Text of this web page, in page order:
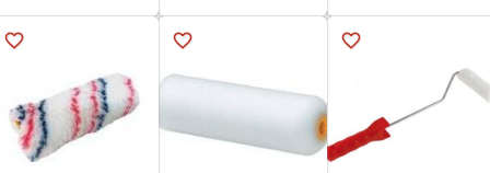
favorite_border
favorite_border
favorite_border